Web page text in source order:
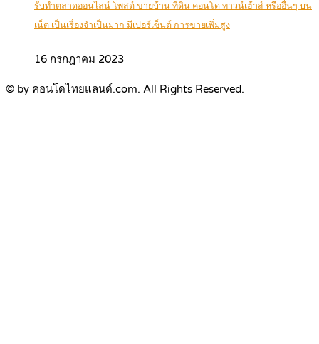
รับทำตลาดออนไลน์ โพสต์ ขายบ้าน ที่ดิน คอนโด ทาวน์เฮ้าส์ หรืออื่นๆ บน
เน็ต เป็นเรื่องจำเป็นมาก มีเปอร์เซ็นต์ การขายเพิ่มสูง
16 กรกฎาคม 2023
© by คอนโดไทยแลนด์.com. All Rights Reserved.